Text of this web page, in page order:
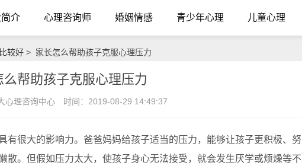
介 心理咨询师 婚姻情感 青少年心理 儿童心理
较好 > 家长怎么帮助孩子克服心理压力
么帮助孩子克服心理压力
心理咨询中心 时间：2019-08-29 14:49:37
很大的影响力。爸爸妈妈给孩子适当的压力，能够让孩子更积极、努
散。但假如压力太大，使孩子身心无法接受，就会发生厌学或烦燥等不